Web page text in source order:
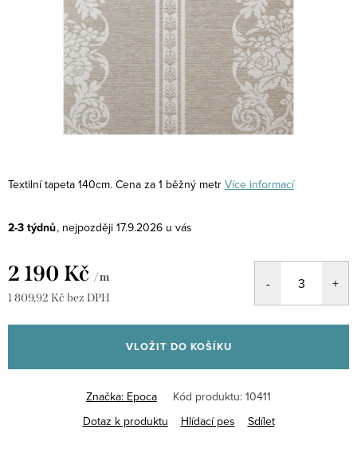
Textilní tapeta 140cm. Cena za 1 běžný metr Více informací
2-3 týdnů 17.9.2026
2 190 Kč / m
1 809,92 Kč bez DPH
cena:
VLOŽIT DO KOŠÍKU
Značka: Epoca Kód produktu: 10411
Dotaz k produktu
Hlídací pes Sdílet